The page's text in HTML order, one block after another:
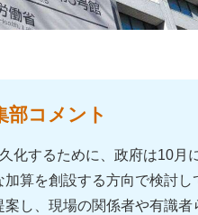
部コメント
化するために、政府は10月
算を創設する方向で検討
し、現場の関係者や有識者